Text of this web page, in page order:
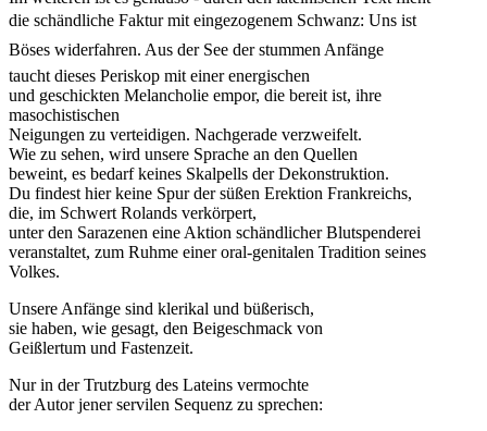
die schändliche Faktur mit eingezogenem Schwanz: Uns ist
Böses widerfahren. Aus der See der stummen Anfänge
taucht dieses Periskop mit einer energischen
und geschickten Melancholie empor, die bereit ist, ihre
masochistischen
Neigungen zu verteidigen. Nachgerade verzweifelt.
Wie zu sehen, wird unsere Sprache an den Quellen
beweint, es bedarf keines Skalpells der Dekonstruktion.
Du findest hier keine Spur der süßen Erektion Frankreichs,
die, im Schwert Rolands verkörpert,
unter den Sarazenen eine Aktion schändlicher Blutspenderei
veranstaltet, zum Ruhme einer oral-genitalen Tradition seines
Volkes.
Unsere Anfänge sind klerikal und büßerisch,
sie haben, wie gesagt, den Beigeschmack von
Geißlertum und Fastenzeit.
Nur in der Trutzburg des Lateins vermochte
der Autor jener servilen Sequenz zu sprechen: